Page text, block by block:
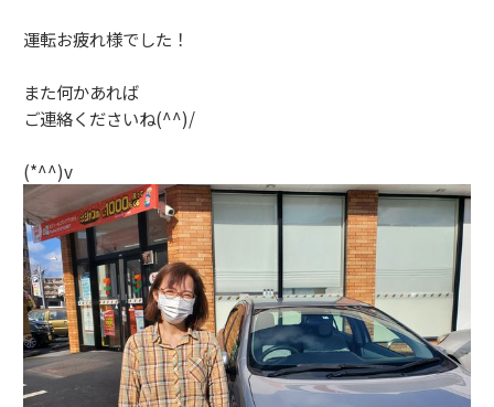
運転お疲れ様でした！
また何かあれば
ご連絡くださいね(^^)/
(*^^)v